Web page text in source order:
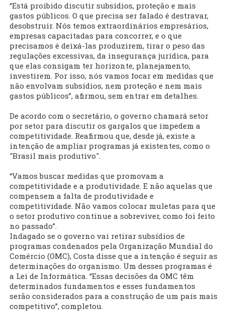
“Está proibido discutir subsídios, proteção e mais
gastos públicos. O que precisa ser falado é destravar,
desobstruir. Nós temos extraordinários empresários,
empresas capacitadas para concorrer, e o que
precisamos é deixá-las produzirem, tirar o peso das
regulações excessivas, da insegurança jurídica, para
que elas consigam ter horizonte, planejamento,
investirem. Por isso, nós vamos focar em medidas que
não envolvam subsídios, nem proteção e nem mais
gastos públicos”, afirmou, sem entrar em detalhes.
De acordo com o secretário, o governo chamará setor
por setor para discutir os gargalos que impedem a
competitividade. Reafirmou que, desde já, existe a
intenção de ampliar programas já existentes, como o
"Brasil mais produtivo".
“Vamos buscar medidas que promovam a
competitividade e a produtividade. E não aquelas que
compensem a falta de produtividade e
competitividade. Não vamos colocar muletas para que
o setor produtivo continue a sobreviver, como foi feito
no passado”.
Indagado se o governo vai retirar subsídios de
programas condenados pela Organização Mundial do
Comércio (OMC), Costa disse que a intenção é seguir as
determinações do organismo. Um desses programas é
a Lei de Informática. “Essas decisões da OMC têm
determinados fundamentos e esses fundamentos
serão considerados para a construção de um país mais
competitivo”, completou.